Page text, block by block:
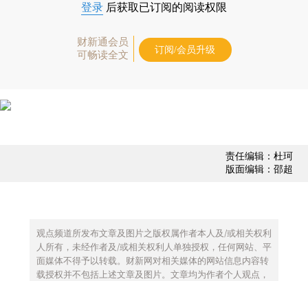
登录 后获取已订阅的阅读权限
财新通会员
可畅读全文
订阅/会员升级
责任编辑：杜珂
版面编辑：邵超
观点频道所发布文章及图片之版权属作者本人及/或相关权利
人所有，未经作者及/或相关权利人单独授权，任何网站、平
面媒体不得予以转载。财新网对相关媒体的网站信息内容转
载授权并不包括上述文章及图片。文章均为作者个人观点，